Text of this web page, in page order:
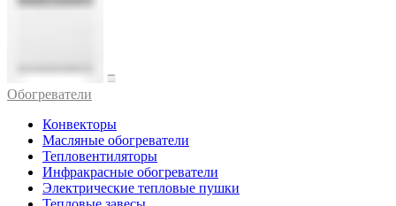
Обогреватели
Конвекторы
Масляные обогреватели
Тепловентиляторы
Инфракрасные обогреватели
Электрические тепловые пушки